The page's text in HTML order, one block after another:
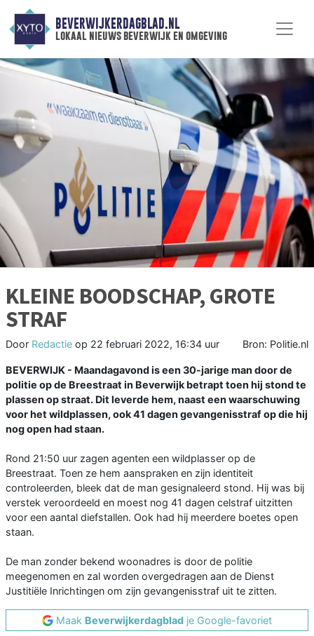
BEVERWIJKERDAGBLAD.NL
lokaal nieuws beverwijk en omgeving
KLEINE BOODSCHAP, GROTE
STRAF
Door Redactie op 22 februari 2022, 16:34 uur Bron: Politie.nl
BEVERWIJK - Maandagavond is een 30-jarige man door de
politie op de Breestraat in Beverwijk betrapt toen hij stond te
plassen op straat. Dit leverde hem, naast een waarschuwing
voor het wildplassen, ook 41 dagen gevangenisstraf op die hij
nog open had staan.
Rond 21:50 uur zagen agenten een wildplasser op de
Breestraat. Toen ze hem aanspraken en zijn identiteit
controleerden, bleek dat de man gesignaleerd stond. Hij was bij
verstek veroordeeld en moest nog 41 dagen celstraf uitzitten
voor een aantal diefstallen. Ook had hij meerdere boetes open
staan.
De man zonder bekend woonadres is door de politie
meegenomen en zal worden overgedragen aan de Dienst
Justitiële Inrichtingen om zijn gevangenisstraf uit te zitten.
Maak Beverwijkerdagblad je Google-favoriet